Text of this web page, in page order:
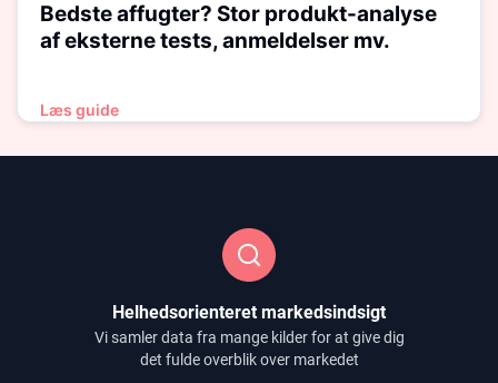
Bedste affugter? Stor produkt-analyse
af eksterne tests, anmeldelser mv.
Læs guide
Helhedsorienteret markedsindsigt
Vi samler data fra mange kilder for at give dig
det fulde overblik over markedet